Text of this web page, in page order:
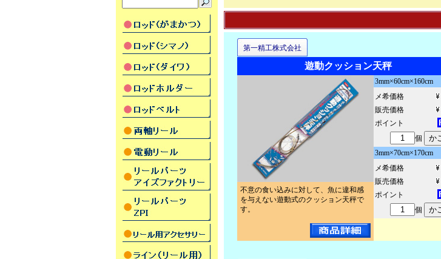
第一精工株式会社
遊動クッション天秤
不意の食い込みに対して、魚に違和感
を与えない遊動式のクッション天秤で
す。
3mm×60cm×160cm
メ希価格
販売価格
ポイント
個
3mm×70cm×170cm
メ希価格
販売価格
ポイント
個